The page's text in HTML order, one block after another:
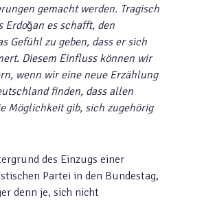
gemacht werden. Tragisch
Erdoğan es schafft, den
Gefühl zu geben, dass er sich
Diesem Einfluss können wir
wenn wir eine neue Erzählung
finden, dass allen
Möglichkeit gib, sich zugehörig
des Einzugs einer
Partei in den Bundestag,
denn je, sich nicht